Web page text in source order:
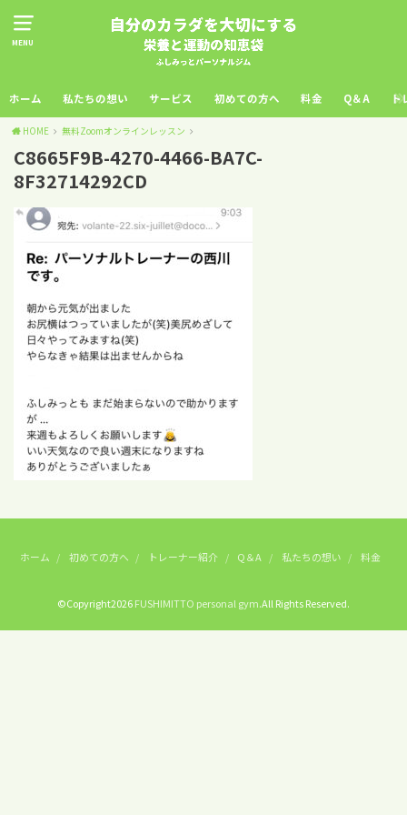
MENU
ホーム 私たちの想い サービス 初めての方へ 料金 Q＆A ト
HOME 無料Zoomオンラインレッスン
C8665F9B-4270-4466-BA7C-
8F32714292CD
ホーム 初めての方へ トレーナー紹介 Q＆A 私たちの想い 料金
©Copyright2026FUSHIMITTO personal gym.All Rights Reserved.